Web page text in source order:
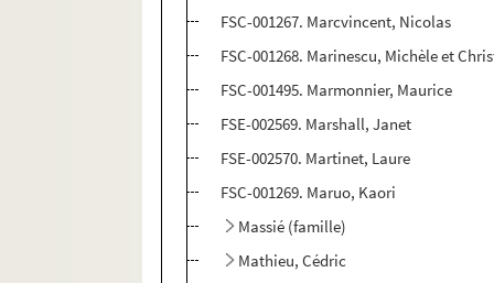
FSC-001267. Marcvincent, Nicolas
FSC-001268. Marinescu, Michèle et
FSC-001495. Marmonnier, Maurice
FSE-002569. Marshall, Janet
FSE-002570. Martinet, Laure
FSC-001269. Maruo, Kaori
Massié (famille)
Mathieu, Cédric